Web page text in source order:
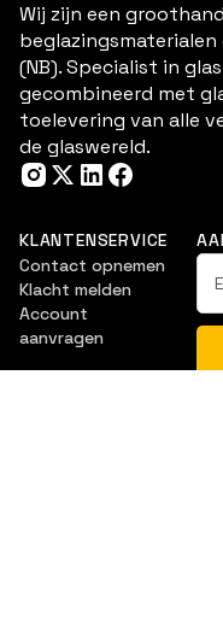
Wij zijn een
(NB). Specialist in
gecombineerd met
toelevering van alle
de glaswereld.
KLANTENSERVICE
Contact opnemen
Klacht melden
Account
aanvragen